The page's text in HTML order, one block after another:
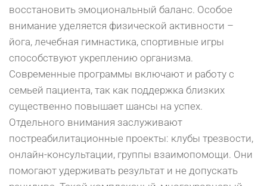
восстановить эмоциональный баланс. Особое
внимание уделяется физической активности –
йога, лечебная гимнастика, спортивные игры
способствуют укреплению организма.
Современные программы включают и работу с
семьей пациента, так как поддержка близких
существенно повышает шансы на успех.
Отдельного внимания заслуживают
постреабилитационные проекты: клубы трезвости,
онлайн-консультации, группы взаимопомощи. Они
помогают удерживать результат и не допускать